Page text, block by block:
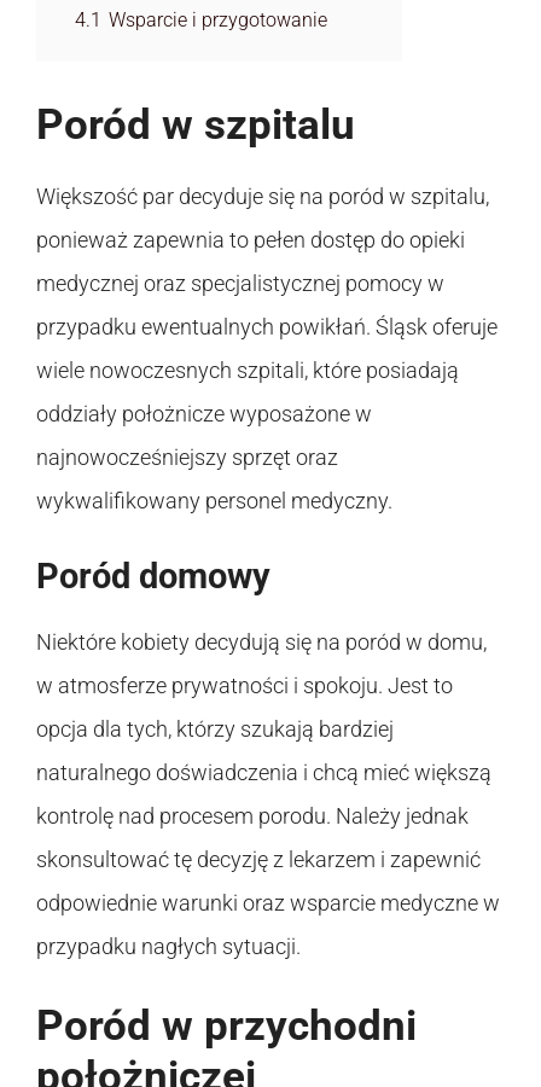
4.1 Wsparcie i przygotowanie
Poród w szpitalu
Większość par decyduje się na poród w szpitalu,
ponieważ zapewnia to pełen dostęp do opieki
medycznej oraz specjalistycznej pomocy w
przypadku ewentualnych powikłań. Śląsk oferuje
wiele nowoczesnych szpitali, które posiadają
oddziały położnicze wyposażone w
najnowocześniejszy sprzęt oraz
wykwalifikowany personel medyczny.
Poród domowy
Niektóre kobiety decydują się na poród w domu,
w atmosferze prywatności i spokoju. Jest to
opcja dla tych, którzy szukają bardziej
naturalnego doświadczenia i chcą mieć większą
kontrolę nad procesem porodu. Należy jednak
skonsultować tę decyzję z lekarzem i zapewnić
odpowiednie warunki oraz wsparcie medyczne w
przypadku nagłych sytuacji.
Poród w przychodni
położniczej